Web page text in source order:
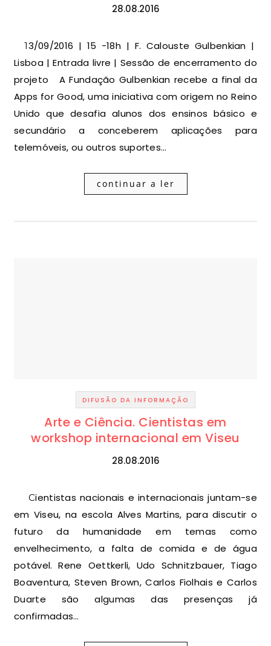
28.08.2016
13/09/2016 | 15 -18h | F. Calouste Gulbenkian |
Lisboa | Entrada livre | Sessão de encerramento do
projeto A Fundação Gulbenkian recebe a final da
Apps for Good, uma iniciativa com origem no Reino
Unido que desafia alunos dos ensinos básico e
secundário a conceberem aplicações para
telemóveis, ou outros suportes…
continuar a ler
DIFUSÃO DA INFORMAÇÃO
Arte e Ciência. Cientistas em
workshop internacional em Viseu
28.08.2016
Cientistas nacionais e internacionais juntam-se
em Viseu, na escola Alves Martins, para discutir o
futuro da humanidade em temas como
envelhecimento, a falta de comida e de água
potável. Rene Oettkerli, Udo Schnitzbauer, Tiago
Boaventura, Steven Brown, Carlos Fiolhais e Carlos
Duarte são algumas das presenças já
confirmadas…